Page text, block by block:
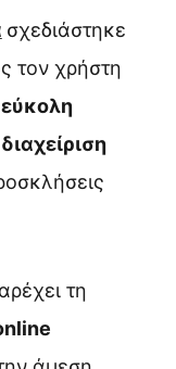
σχεδιάστηκε
τον χρήστη
εύκολη
διαχείριση
τη